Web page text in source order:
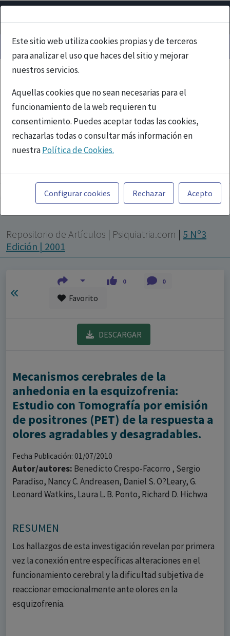
Este sitio web utiliza cookies propias y de terceros
para analizar el uso que haces del sitio y mejorar
nuestros servicios.
Aquellas cookies que no sean necesarias para el
funcionamiento de la web requieren tu
consentimiento. Puedes aceptar todas las cookies,
rechazarlas todas o consultar más información en
nuestraPolítica de Cookies.
Toda la información incluida en la Página Web está
referida a productos del mercado español y, por
tanto, dirigida a profesionales sanitarios legalmente
facultados para prescribir o dispensar medicamentos
con ejercicio profesional. La información técnica de los
fármacos se facilita a título meramente informativo,
siendo responsabilidad de los profesionales
facultados prescribir medicamentos y decidir, en cada
caso concreto, el tratamiento más adecuado a las
necesidades del paciente.
Configurar cookies Rechazar Acepto
Repositorio de Artículos | Psiquiatria.com | 5 Nº3
Edición | 2001
0 0
Favorito
DESCARGAR
Mecanismos cerebrales de la
anhedonia en la esquizofrenia:
Estudio con Tomografía por emisión
de positrones (PET) de la respuesta a
olores agradables y desagradables.
Fecha Publicación: 01/07/2010
Autor/autores: Benedicto Crespo-Facorro , Sergio
Paradiso, Nancy C. Andreasen, Daniel S. O?Leary, G.
Leonard Watkins, Laura L. B. Ponto, Richard D. Hichwa
RESUMEN
Los hallazgos de esta investigación revelan por primera
vez la conexión entre específicas alteraciones en el
funcionamiento cerebral y la dificultad subjetiva de
reaccionar emocionalmente ante olores en la
esquizofrenia.